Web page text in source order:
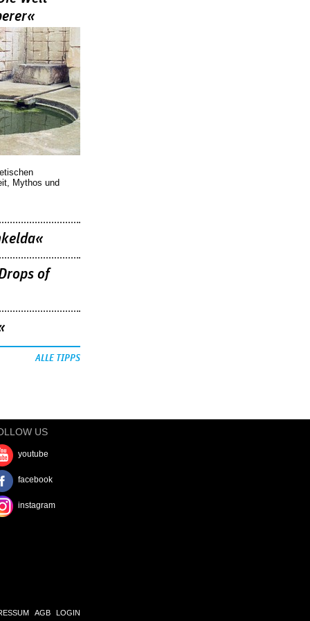
Mythos und
of
ALLE TIPPS
US
youtube
facebook
instagram
AGB LOGIN